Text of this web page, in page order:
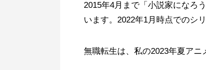
2015年4月まで「小説家になろ
います。2022年1月時点でのシ
無職転生は、私の2023年夏アニ